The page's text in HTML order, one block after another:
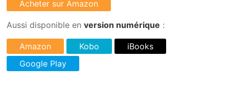
Aussi disponible enversion numérique :